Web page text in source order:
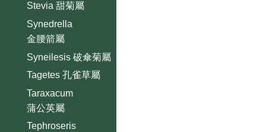
Stevia 甜菊屬
Synedrella
金腰箭屬
Syneilesis 破傘菊屬
Tagetes 孔雀草屬
Taraxacum
蒲公英屬
Tephroseris